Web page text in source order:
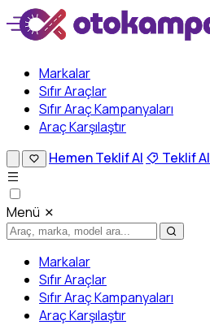
Markalar
Sıfır Araçlar
Sıfır Araç Kampanyaları
Araç Karşılaştır
Hemen Teklif Al Teklif Al
Menü
Markalar
Sıfır Araçlar
Sıfır Araç Kampanyaları
Araç Karşılaştır